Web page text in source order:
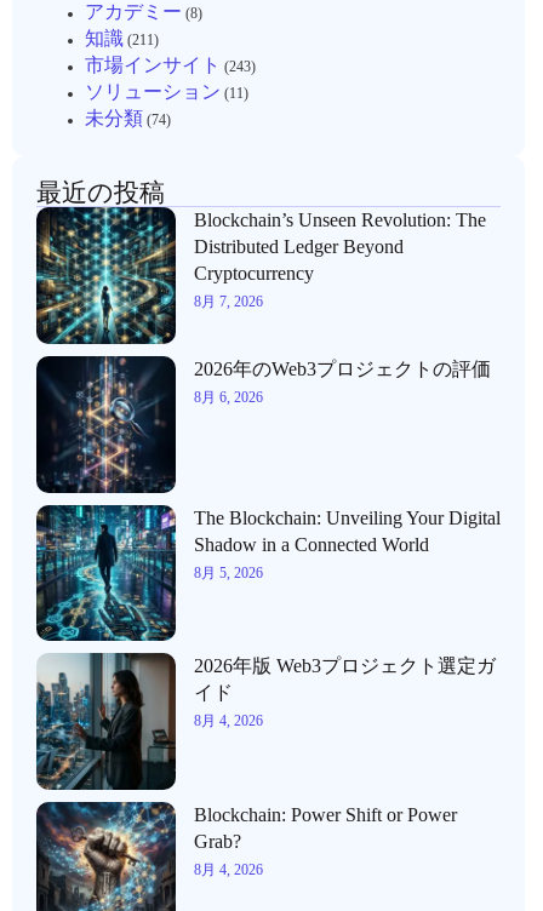
アカデミー (8)
知識 (211)
市場インサイト (243)
ソリューション (11)
未分類 (74)
最近の投稿
Blockchain’s Unseen Revolution: The
Distributed Ledger Beyond
Cryptocurrency
8月 7, 2026
2026年のWeb3プロジェクトの評価
8月 6, 2026
The Blockchain: Unveiling Your Digital
Shadow in a Connected World
8月 5, 2026
2026年版 Web3プロジェクト選定ガ
イド
8月 4, 2026
Blockchain: Power Shift or Power
Grab?
8月 4, 2026